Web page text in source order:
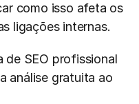
como isso afeta os
ligações internas.
de SEO profissional
análise gratuita ao